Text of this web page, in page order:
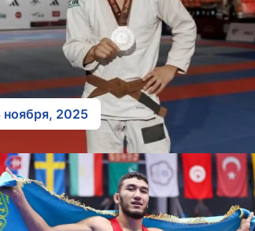
ноября, 2025